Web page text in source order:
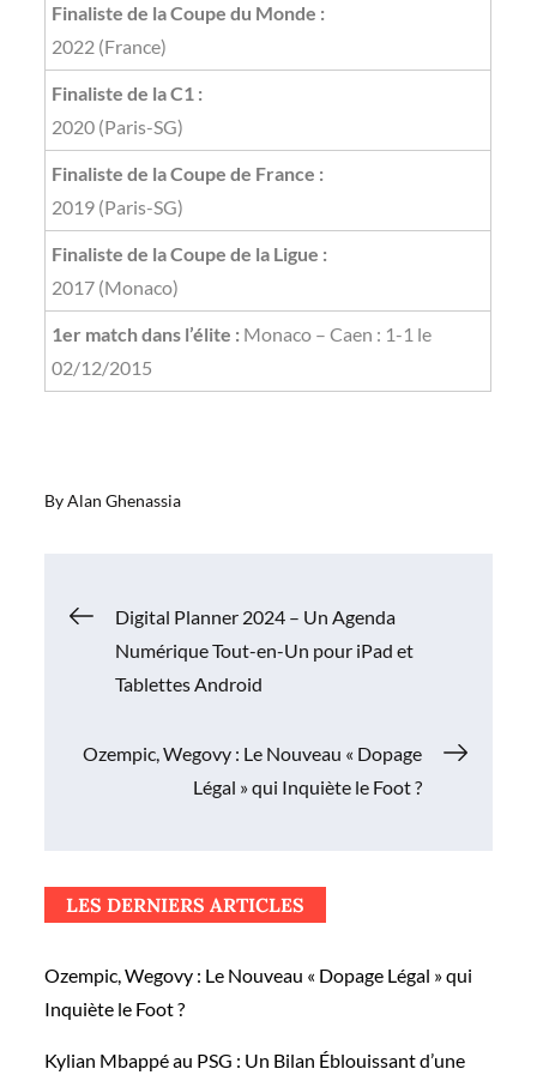
Finaliste de la Coupe du Monde :
2022 (France)
Finaliste de la C1 :
2020 (Paris-SG)
Finaliste de la Coupe de France :
2019 (Paris-SG)
Finaliste de la Coupe de la Ligue :
2017 (Monaco)
1er match dans l’élite : Monaco – Caen : 1-1 le
02/12/2015
ByAlan Ghenassia
Navigation
de
l’article
Digital Planner 2024 – Un Agenda
Numérique Tout-en-Un pour iPad et
Tablettes Android
Ozempic, Wegovy : Le Nouveau « Dopage
Légal » qui Inquiète le Foot ?
LES DERNIERS ARTICLES
Ozempic, Wegovy : Le Nouveau « Dopage Légal » qui
Inquiète le Foot ?
Kylian Mbappé au PSG : Un Bilan Éblouissant d’une